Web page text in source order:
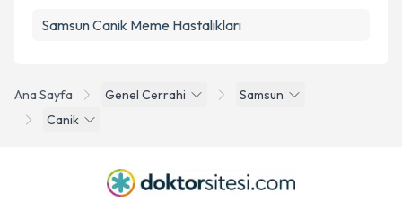
Ana Sayfa Genel Cerrahi
Samsun
Canik
Samsun Canik Meme Hastalıkları